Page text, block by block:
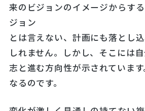
来のビジョンのイメージからす
ジョン
とは言えない、計画にも落とし
しれません。しかし、そこには
志と進む方向性が示されていま
なるのです。